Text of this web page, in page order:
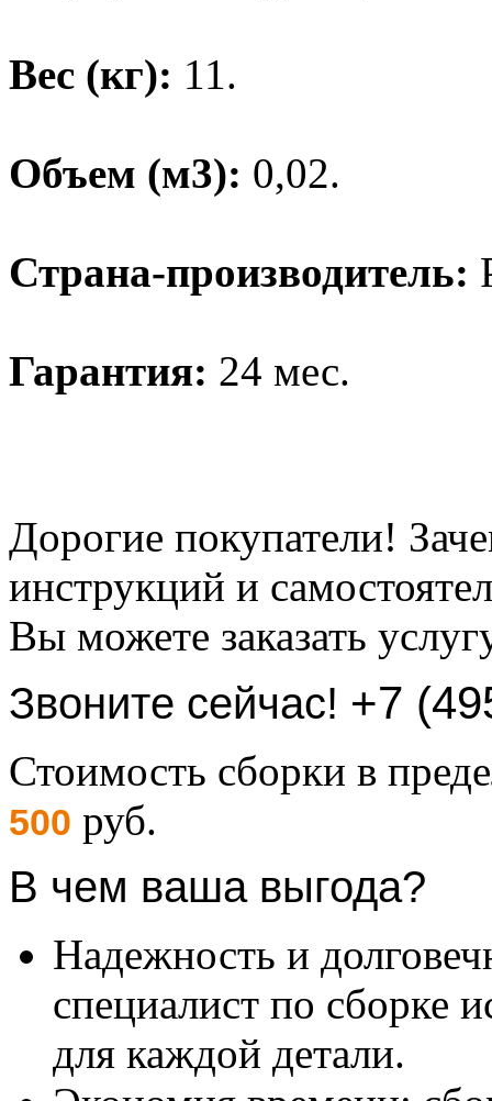
Вес (кг): 11.
Объем (м3): 0,02.
Страна-производитель:
Гарантия: 24 мес.
Дорогие покупатели!
инструкций и
Вы можете заказать
Звоните сейчас! +7
Стоимость сборки в
500 руб.
В чем ваша выгода?
Надежность и
специалист по сборке
для каждой детали.